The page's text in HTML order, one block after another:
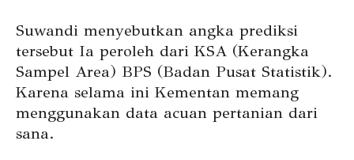
Suwandi menyebutkan angka prediksi
tersebut Ia peroleh dari KSA (Kerangka
Sampel Area) BPS (Badan Pusat Statistik).
Karena selama ini Kementan memang
menggunakan data acuan pertanian dari
sana.